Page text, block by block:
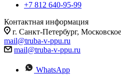
+7 812 640-95-99
Контактная информация
г. Санкт-Петербург,
mail@truba-v-ppu.ru
mail@truba-v-ppu.ru
WhatsApp